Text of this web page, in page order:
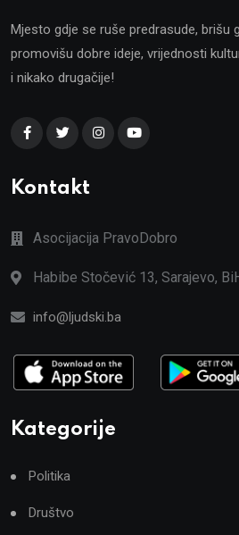
Mjesto gdje se ruše predrasude, brišu
promovišu dobre ideje, vrijednosti
i nikako drugačije!
Kontakt
Asocijacija PravoDobro
Habibe Stočević 13, Sarajevo,
info@ljudski.ba
Kategorije
Politika
Društvo